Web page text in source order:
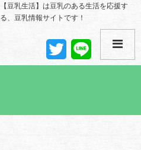
【豆乳生活】は豆乳のある生活を応援す
る、豆乳情報サイトです！
T